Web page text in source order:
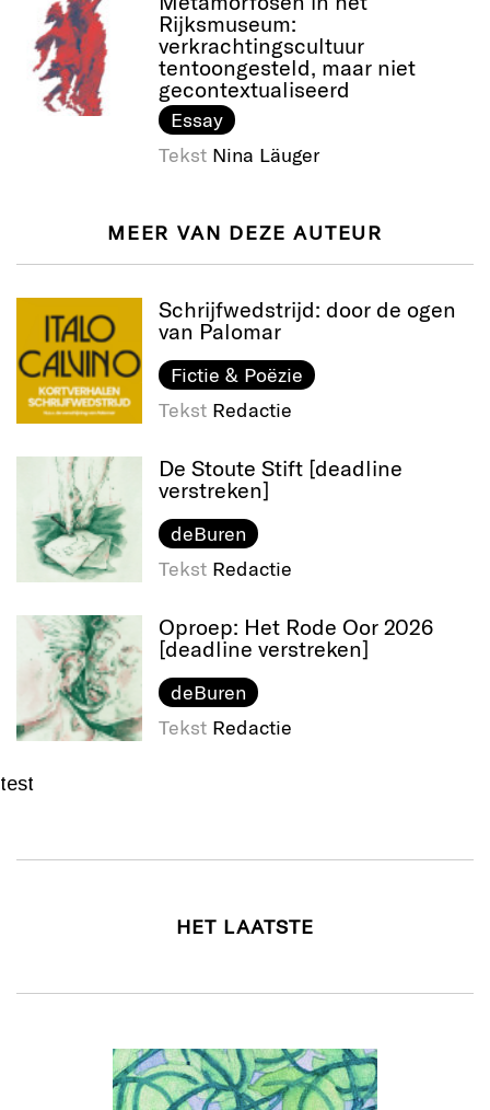
Rijksmuseum:
verkrachtingscultuur
tentoongesteld, maar niet
gecontextualiseerd
Essay
Tekst Nina Läuger
MEER VAN DEZE AUTEUR
Schrijfwedstrijd: door de ogen
van Palomar
Fictie & Poëzie
Tekst Redactie
De Stoute Stift [deadline
verstreken]
deBuren
Tekst Redactie
Oproep: Het Rode Oor 2026
[deadline verstreken]
deBuren
Tekst Redactie
test
HET LAATSTE